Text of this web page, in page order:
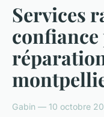
Services
Gabin — 10 octobre